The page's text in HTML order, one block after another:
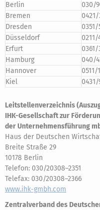
Berlin 030/
Bremen
0421/
Dresden
0351/
Düsseldorf
0211/
Erfurt
0361/
Hamburg
040/
Hannover
0511/
Kiel
Leitstellenverzeichnis
IHK-Gesellschaft zur
der Unternehmensführung
Haus der Deutschen
Breite Straße 29
10178 Berlin
Telefon: 030/20308–2351
Telefax: 030/20308–2366
www.ihk-gmbh.com
Zentralverband des